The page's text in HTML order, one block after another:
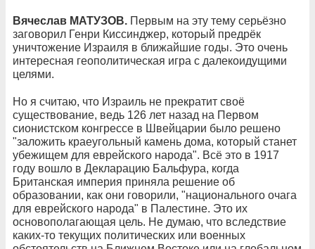
Вячеслав МАТУЗОВ. Первым на эту тему серьёзно
заговорил Генри Киссинджер, который предрёк
уничтожение Израиля в ближайшие годы. Это очень
интересная геополитическая игра с далекоидущими
целями.
Но я считаю, что Израиль не прекратит своё
существование, ведь 126 лет назад на Первом
сионистском конгрессе в Швейцарии было решено
"заложить краеугольный камень дома, который станет
убежищем для еврейского народа". Всё это в 1917
году вошло в Декларацию Бальфура, когда
Британская империя приняла решение об
образовании, как они говорили, "национального очага
для еврейского народа" в Палестине. Это их
основополагающая цель. Не думаю, что вследствие
каких-то текущих политических или военных